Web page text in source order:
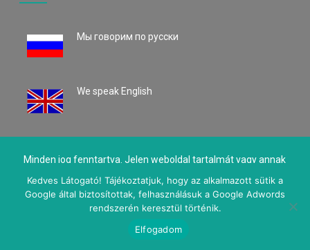
Mы говорим по русски
We speak English
Minden jog fenntartva. Jelen weboldal tartalmát vagy annak
részleteit tilos reprodukálni, adatrendszerben tárolni, bármely
formában vagy eszközzel (elektronikus vagy más módon) a
tulajdonosok engedélye nélkül közölni!
Kedves Látogató! Tájékoztatjuk, hogy az alkalmazott sütik a
Google által biztosítottak, felhasználásuk a Google Adwords
rendszerén keresztül történik.
Elfogadom